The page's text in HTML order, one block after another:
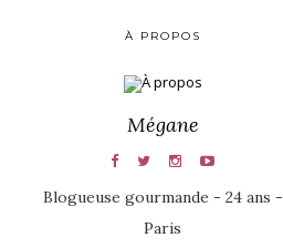
À PROPOS
Mégane
Blogueuse gourmande - 24 ans -
Paris